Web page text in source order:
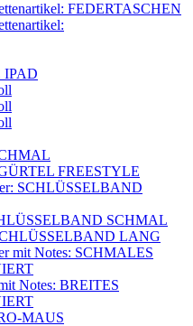
FEDERTASCHEN
IPAD
FREESTYLE
SCHLÜSSELBAND
SCHMAL
LANG
mit Notes: SCHMALES
Notes: BREITES
MAUS